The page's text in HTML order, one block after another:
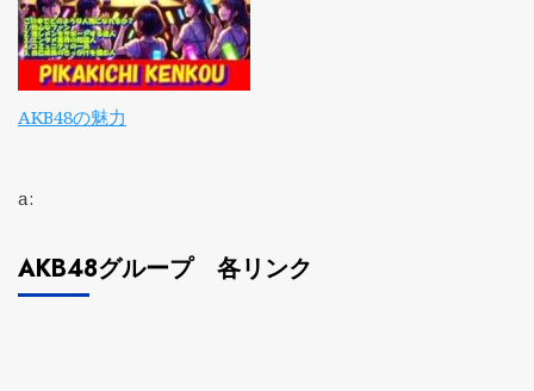
AKB48の魅力
a:
AKB48グループ 各リンク